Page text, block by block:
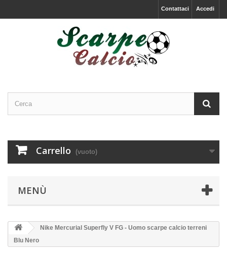
Accedi
Contattaci
Carrello (vuoto)
MENÙ
Nike Mercurial Superfly V FG - Uomo scarpe calcio terreni
Blu Nero